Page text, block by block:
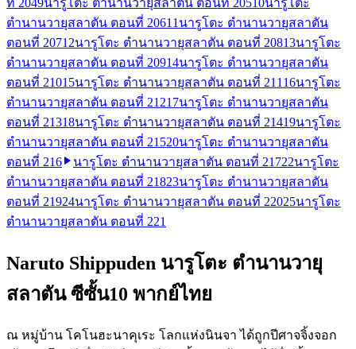
ที่ 2049นารูโตะ ตำนานวายุสลาตัน ตอนที่ 20510นารูโตะ
ตำนานวายุสลาตัน ตอนที่ 20611 นารูโตะ ตำนานวายุสลาตัน
ตอนที่ 20712นารูโตะ ตำนานวายุสลาตัน ตอนที่ 20813นารูโตะ
ตำนานวายุสลาตัน ตอนที่ 20914นารูโตะ ตำนานวายุสลาตัน
ตอนที่ 21015นารูโตะ ตำนานวายุสลาตัน ตอนที่ 211 16นารูโตะ
ตำนานวายุสลาตัน ตอนที่ 21217นารูโตะ ตำนานวายุสลาตัน
ตอนที่ 21318นารูโตะ ตำนานวายุสลาตัน ตอนที่ 21419นารูโตะ
ตำนานวายุสลาตัน ตอนที่ 21520นารูโตะ ตำนานวายุสลาตัน
ตอนที่ 216
นารูโตะ ตำนานวายุสลาตัน ตอนที่ 21722นารูโตะ
ตำนานวายุสลาตัน ตอนที่ 21823นารูโตะ ตำนานวายุสลาตัน
ตอนที่ 21924นารูโตะ ตำนานวายุสลาตัน ตอนที่ 22025นารูโตะ
ตำนานวายุสลาตัน ตอนที่ 221
Naruto Shippuden นารูโตะ ตำนานวายุ
สลาตัน ซีซั้น10 พากย์ไทย
ณ หมู่บ้าน โคโนฮะนาคุเระ โลกแห่งนินจา ได้ถูกปีศาจจิ้งจอก